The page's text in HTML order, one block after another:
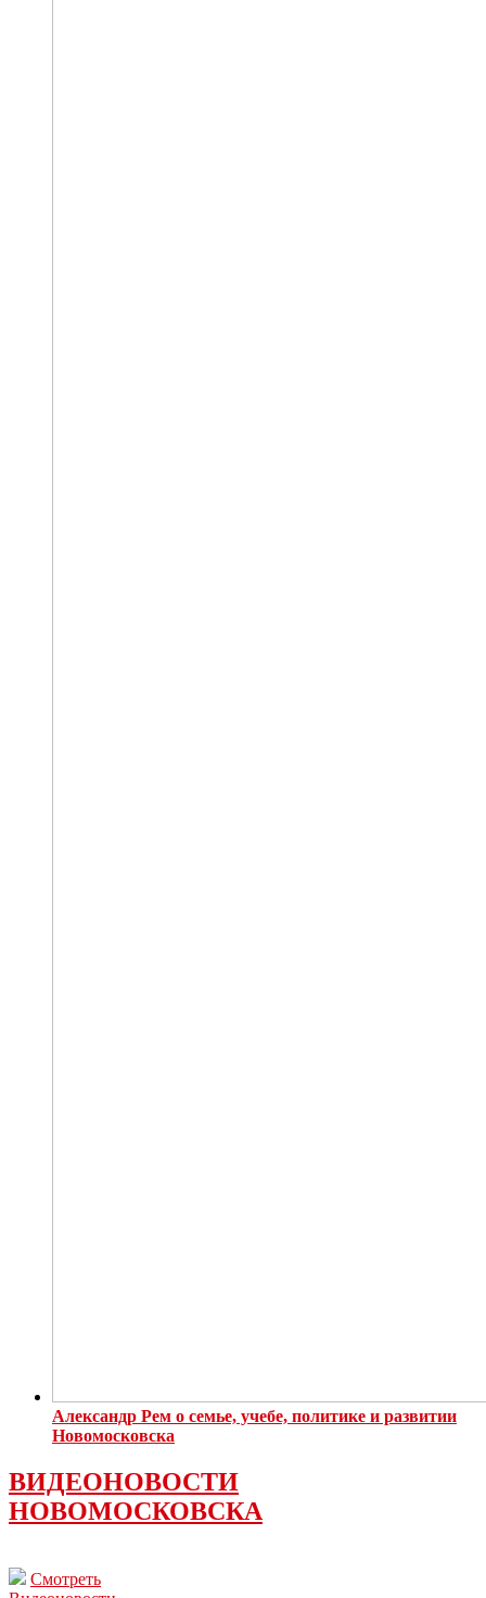
Александр Рем о семье, учебе, политике и развитии
Новомосковска
ВИДЕОНОВОСТИ
НОВОМОСКОВСКА
Смотреть